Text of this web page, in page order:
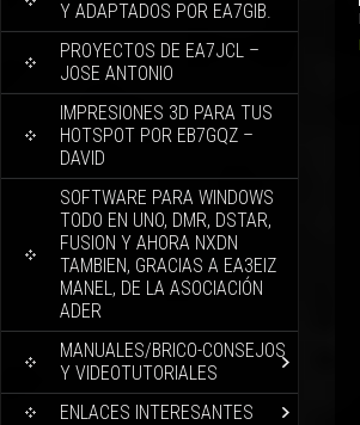
Y ADAPTADOS POR EA7GIB.
PROYECTOS DE EA7JCL –
JOSE ANTONIO
IMPRESIONES 3D PARA TUS
HOTSPOT POR EB7GQZ –
DAVID
SOFTWARE PARA WINDOWS
TODO EN UNO, DMR, DSTAR,
FUSION Y AHORA NXDN
TAMBIEN, GRACIAS A EA3EIZ
MANEL, DE LA ASOCIACIÓN
ADER
MANUALES/BRICO-CONSEJOS
Y VIDEOTUTORIALES
ENLACES INTERESANTES